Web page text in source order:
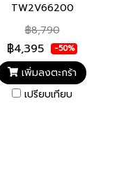
TW2V66200
฿8,790
฿4,395 -50%
เพิ่มลงตะกร้า
เปรียบเทียบ